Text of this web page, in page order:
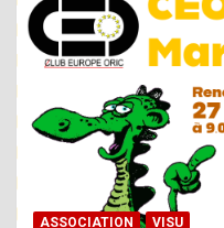
ASSOCIATION VISU